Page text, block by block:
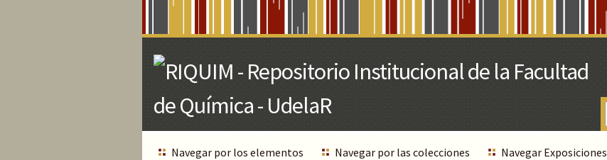
Navegar por los elementos Navegar por las colecciones Navegar Exposiciones